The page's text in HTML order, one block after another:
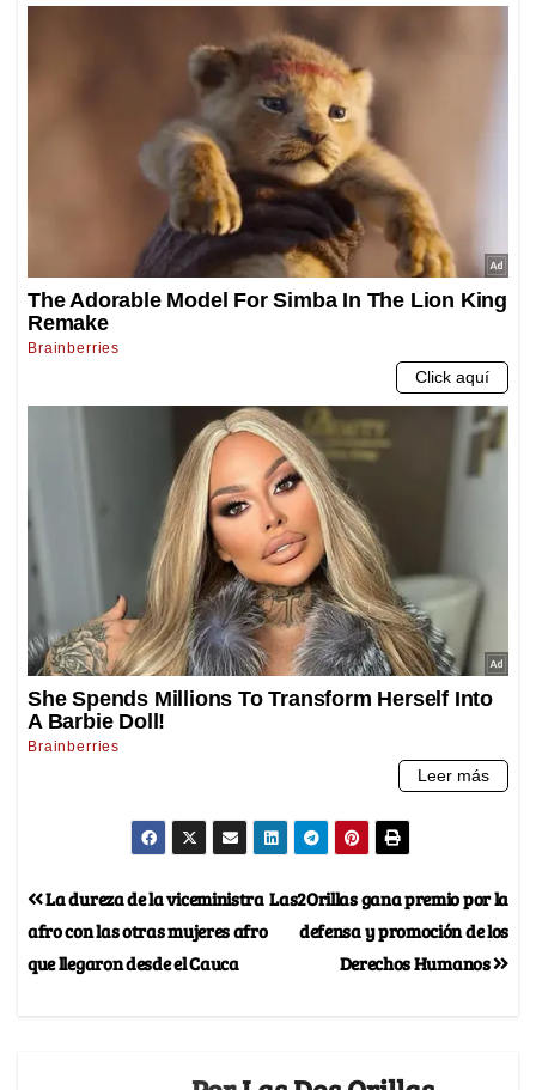
Las2Orillas gana premio por la
defensa y promoción de los
Derechos Humanos
La dureza de la viceministra
afro con las otras mujeres afro
que llegaron desde el Cauca